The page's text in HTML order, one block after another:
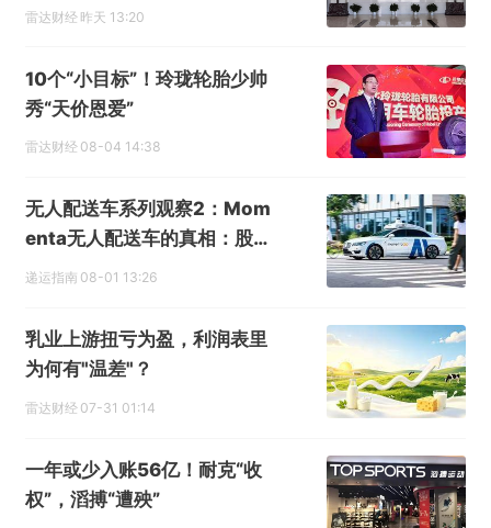
雷达财经 昨天 13:20
10个“小目标”！玲珑轮胎少帅
秀“天价恩爱”
雷达财经 08-04 14:38
无人配送车系列观察2：Mom
enta无人配送车的真相：股价
的新故事？
递运指南 08-01 13:26
乳业上游扭亏为盈，利润表里
为何有"温差"？
雷达财经 07-31 01:14
一年或少入账56亿！耐克“收
权”，滔搏“遭殃”